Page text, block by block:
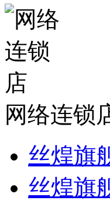
网络连锁
丝煌旗
丝煌旗